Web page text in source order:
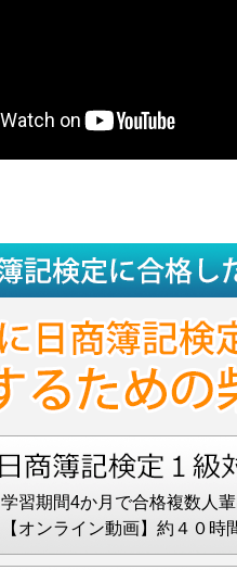
学習期間4か月で合格複数人
【オンライン動画】約４０